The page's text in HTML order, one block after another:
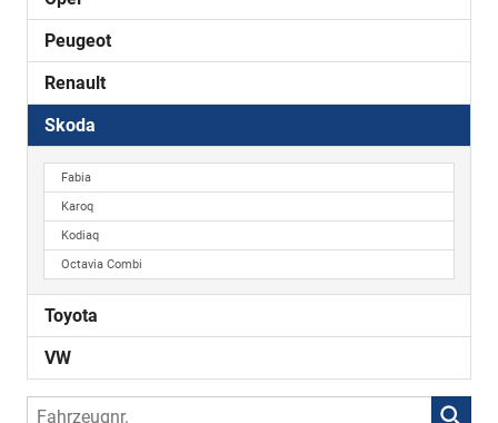
Peugeot
Renault
Skoda
Fabia
Karoq
Kodiaq
Octavia Combi
Toyota
VW
Fahrzeugnr.